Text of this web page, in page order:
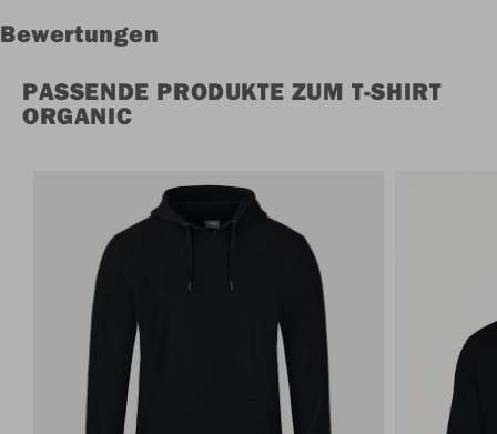
Bewertungen
PASSENDE PRODUKTE ZUM T-SHIRT
ORGANIC